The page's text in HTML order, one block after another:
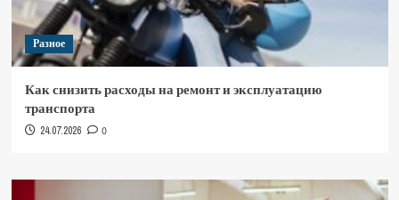
Разное
Как снизить расходы на ремонт и эксплуатацию
транспорта
24.07.2026 0